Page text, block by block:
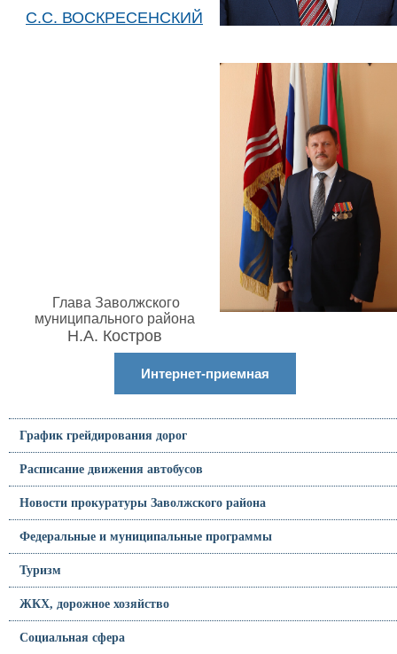
С.С. ВОСКРЕСЕНСКИЙ
Глава Заволжского
муниципального района
Н.А. Костров
Интернет-приемная
График грейдирования дорог
Расписание движения автобусов
Новости прокуратуры Заволжского района
Федеральные и муниципальные программы
Туризм
ЖКХ, дорожное хозяйство
Социальная сфера